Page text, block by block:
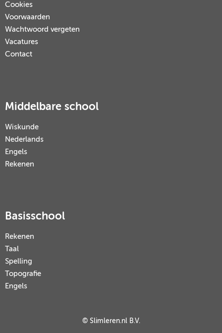
Cookies
Voorwaarden
Wachtwoord vergeten
Vacatures
Contact
Middelbare school
Wiskunde
Nederlands
Engels
Rekenen
Basisschool
Rekenen
Taal
Spelling
Topografie
Engels
© Slimleren.nl B.V.